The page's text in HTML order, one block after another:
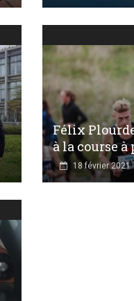
Félix
à la course à
18 février 2021